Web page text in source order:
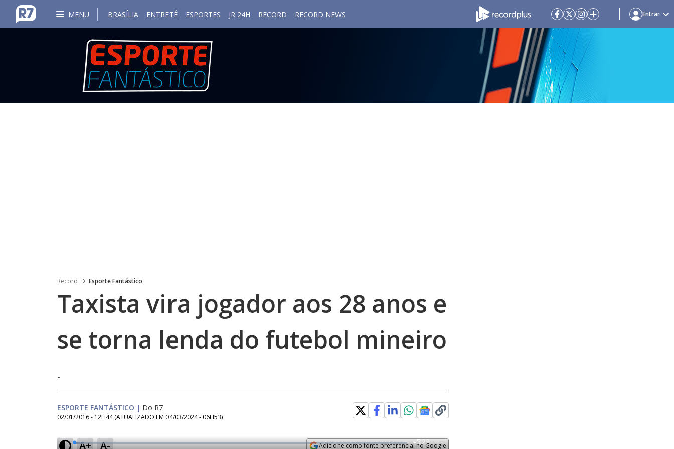
MENU BRASÍLIA ENTRETÊ ESPORTES JR 24H RECORD RECORD NEWS Entrar
Record Esporte Fantástico
Taxista vira jogador aos 28 anos e
se torna lenda do futebol mineiro
.
ESPORTE FANTÁSTICO | Do R7
02/01/2016 - 12H44 (ATUALIZADO EM 04/03/2024 - 06H53)
A+ A- Adicione como fonte preferencial no Google
L
R
-5:22